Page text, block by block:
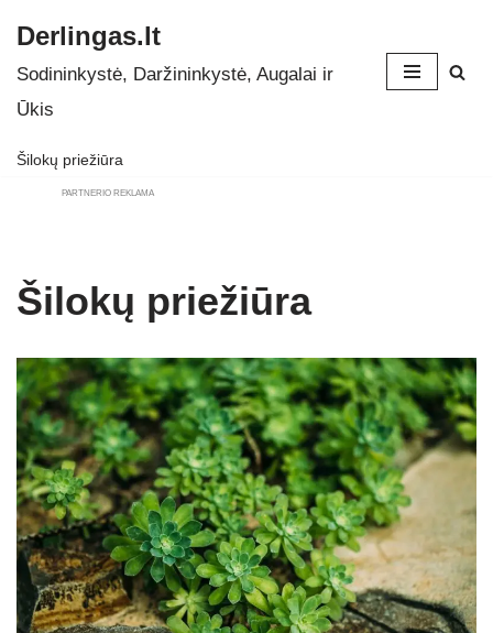
Skip
to
Derlingas.lt
Sodininkystė, Daržininkystė, Augalai ir
Ūkis
Šilokų priežiūra
PARTNERIO REKLAMA
Šilokų priežiūra